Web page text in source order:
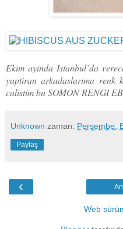
Ekim ayinda Istanbul`da
yaptiran arkadaslarima renk
calistim bu SOMON RENGI
Unknown zaman: Perşembe,
Paylaş
‹
Web